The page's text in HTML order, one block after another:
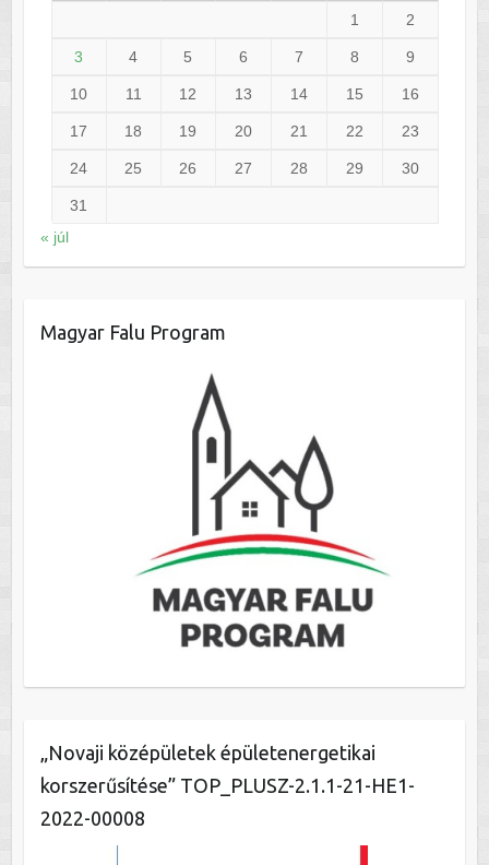
1 2
3 4 5 6 7 8 9
10 11 12 13 14 15 16
17 18 19 20 21 22 23
24 25 26 27 28 29 30
31
« júl
Magyar Falu Program
„Novaji középületek épületenergetikai
korszerűsítése” TOP_PLUSZ-2.1.1-21-HE1-
2022-00008